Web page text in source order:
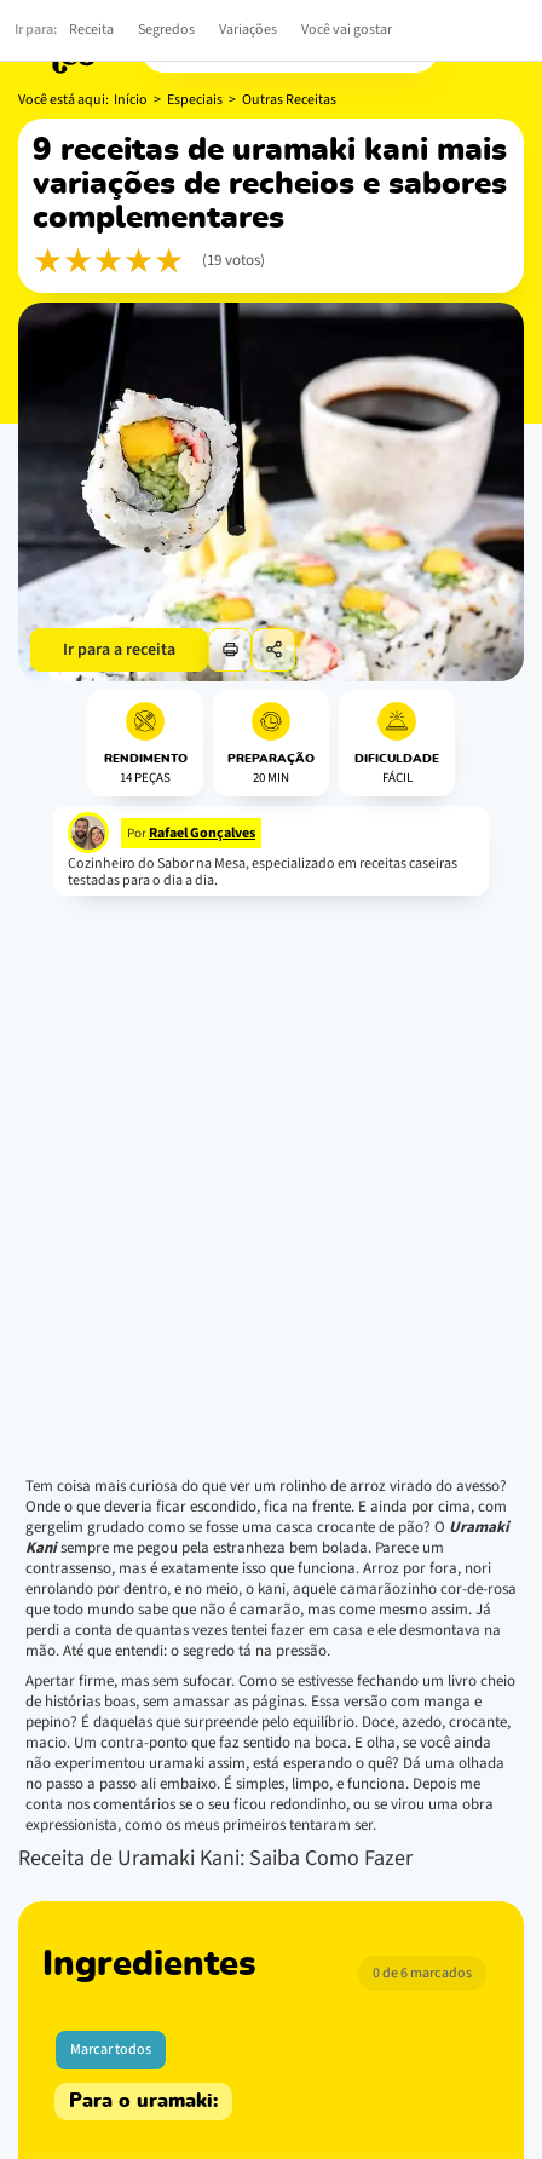
Você está aqui: Início > Especiais > Outras Receitas
9 receitas de uramaki kani mais
variações de recheios e sabores
complementares
(19 votos)
Ir para a receita
RENDIMENTO
14 PEÇAS
PREPARAÇÃO
20 MIN
DIFICULDADE
FÁCIL
Por Rafael Gonçalves
Cozinheiro do Sabor na Mesa, especializado em receitas caseiras
testadas para o dia a dia.
Tem coisa mais curiosa do que ver um rolinho de arroz virado do avesso?
Onde o que deveria ficar escondido, fica na frente. E ainda por cima, com
gergelim grudado como se fosse uma casca crocante de pão? O Uramaki
Kanisempre me pegou pela estranheza bem bolada. Parece um
contrassenso, mas é exatamente isso que funciona. Arroz por fora, nori
enrolando por dentro, e no meio, o kani, aquele camarãozinho cor-de-rosa
que todo mundo sabe que não é camarão, mas come mesmo assim. Já
perdi a conta de quantas vezes tentei fazer em casa e ele desmontava na
mão. Até que entendi: o segredo tá na pressão.
Apertar firme, mas sem sufocar. Como se estivesse fechando um livro cheio
de histórias boas, sem amassar as páginas. Essa versão com manga e
pepino? É daquelas que surpreende pelo equilíbrio. Doce, azedo, crocante,
macio. Um contra-ponto que faz sentido na boca. E olha, se você ainda
não experimentou uramaki assim, está esperando o quê? Dá uma olhada
no passo a passo ali embaixo. É simples, limpo, e funciona. Depois me
conta nos comentários se o seu ficou redondinho, ou se virou uma obra
expressionista, como os meus primeiros tentaram ser.
Receita de Uramaki Kani: Saiba Como Fazer
Ingredientes 0 de 6 marcados
Marcar todos
Para o uramaki:
Ir para: Receita Segredos Variações Você vai gostar